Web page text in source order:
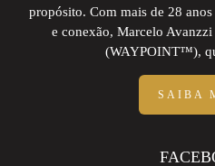
propósito. Com mais de 28
e conexão, Marcelo
(WAYPOINT™),
SAIBA